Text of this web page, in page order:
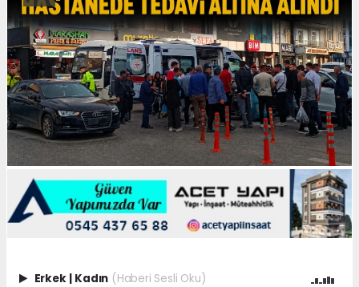
Erkek | Kadın (Haberi Sesli Oku)